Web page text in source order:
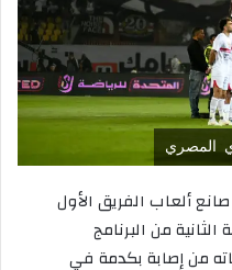
المصري
ألعاب الفريق الأول
من البرنامج
من إصابة بكدمة في